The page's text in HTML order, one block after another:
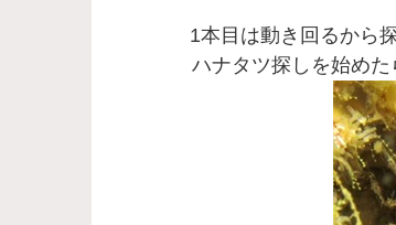
1本目は動き回るから
ハナタツ探しを始めた